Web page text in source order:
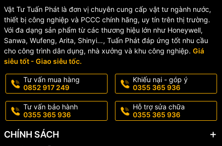
✔️ Khách sạn, resort
✔️ Nhà hàng, văn phòng
✔️ Công trình thương mại
Vật Tư Tuấn Phát là đơn vị chuyên cung cấp vật tư ngành nước,
thiết bị công nghiệp và PCCC chính hãng, uy tín trên thị trường.
Với đa dạng sản phẩm từ các thương hiệu lớn như Honeywell,
Sanwa, Wufeng, Arita, Shinyi…, Tuấn Phát đáp ứng tốt nhu cầu
cho công trình dân dụng, nhà xưởng và khu công nghiệp. Giá
siêu tốt - Giao siêu tốc.
Tư vấn mua hàng
0852 917 249
Khiếu nại - góp ý
0355 365 936
Tư vấn bảo hành
0355 365 936
Hỗ trợ sửa chữa
0355 365 936
CHÍNH SÁCH